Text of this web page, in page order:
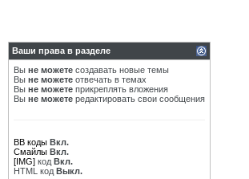
Ваши права в разделе
Вы не можете создавать новые темы
Вы не можете отвечать в темах
Вы не можете прикреплять вложения
Вы не можете редактировать свои сообщения
BB коды Вкл.
Смайлы Вкл.
[IMG] код Вкл.
HTML код Выкл.